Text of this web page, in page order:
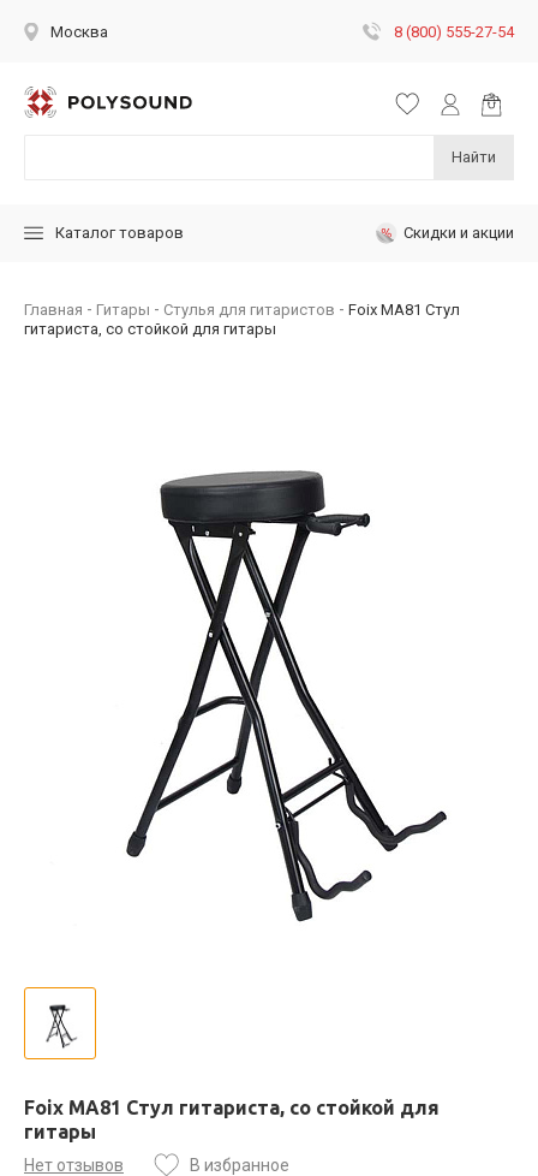
Москва 8 (800) 555-27-54
Найти
Каталог товаров Скидки и акции
Главная Гитары Стулья для гитаристов
Foix MA81 Стул
гитариста, со стойкой для гитары
Foix MA81 Стул гитариста, со стойкой для
гитары
Нет отзывов В избранное